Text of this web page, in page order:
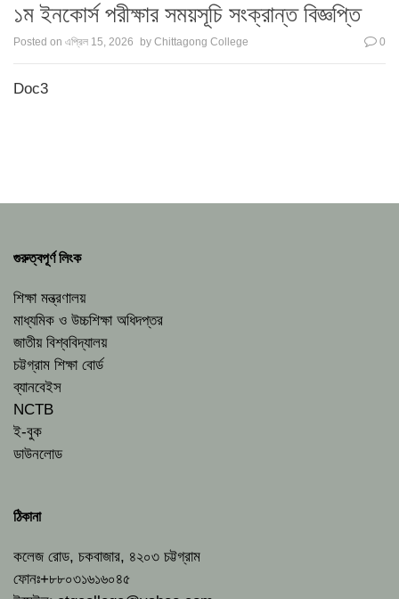
১ম ইনকোর্স পরীক্ষার সময়সূচি সংক্রান্ত বিজ্ঞপ্তি
Posted on এপ্রিল 15, 2026 by Chittagong College 0
Doc3
গুরুত্বপূর্ণ লিংক
শিক্ষা মন্ত্রণালয়
মাধ্যমিক ও উচ্চশিক্ষা অধিদপ্তর
জাতীয় বিশ্ববিদ্যালয়
চট্টগ্রাম শিক্ষা বোর্ড
ব্যানবেইস
NCTB
ই-বুক
ডাউনলোড
ঠিকানা
কলেজ রোড, চকবাজার, ৪২০৩ চট্টগ্রাম
ফোনঃ+৮৮০৩১৬১৬০৪৫